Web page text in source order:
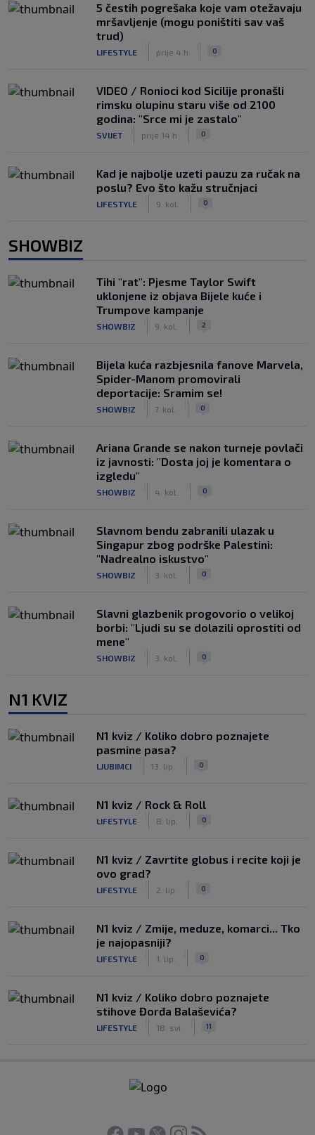
5 čestih pogrešaka koje vam otežavaju
mršavljenje (mogu poništiti sav vaš
trud)
LIFESTYLE prije 4 h 0
VIDEO / Ronioci kod Sicilije pronašli
rimsku olupinu staru više od 2100
godina: "Srce mi je zastalo"
SVIJET prije 14 h 0
Kad je najbolje uzeti pauzu za ručak na
poslu? Evo što kažu stručnjaci
LIFESTYLE 9. kol. 0
SHOWBIZ
Tihi "rat": Pjesme Taylor Swift
uklonjene iz objava Bijele kuće i
Trumpove kampanje
SHOWBIZ 9. kol. 2
Bijela kuća razbjesnila fanove Marvela,
Spider-Manom promovirali
deportacije: Sramim se!
SHOWBIZ 7. kol. 0
Ariana Grande se nakon turneje povlači
iz javnosti: "Dosta joj je komentara o
izgledu"
SHOWBIZ 4. kol. 0
Slavnom bendu zabranili ulazak u
Singapur zbog podrške Palestini:
"Nadrealno iskustvo"
SHOWBIZ 3. kol. 0
Slavni glazbenik progovorio o velikoj
borbi: "Ljudi su se dolazili oprostiti od
mene"
SHOWBIZ 3. kol. 0
N1 KVIZ
N1 kviz / Koliko dobro poznajete
pasmine pasa?
LJUBIMCI 13. lip. 0
N1 kviz / Rock & Roll
LIFESTYLE 8. lip. 0
N1 kviz / Zavrtite globus i recite koji je
ovo grad?
LIFESTYLE 2. lip. 0
N1 kviz / Zmije, meduze, komarci... Tko
je najopasniji?
LIFESTYLE 1. lip. 0
N1 kviz / Koliko dobro poznajete
stihove Đorđa Balaševića?
LIFESTYLE 18. svi. 11